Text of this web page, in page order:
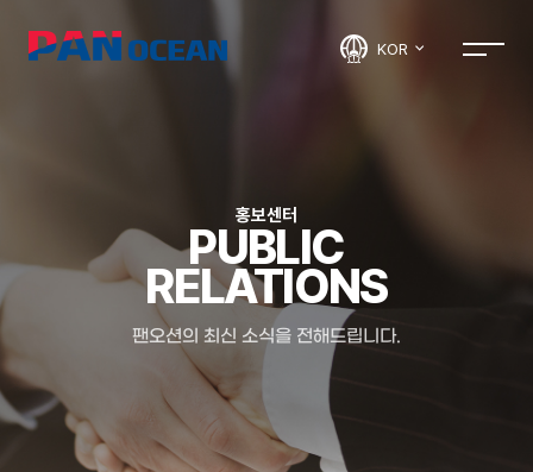
KOR
홍보센터
PUBLIC
RELATIONS
팬오션의 최신 소식을 전해드립니다.